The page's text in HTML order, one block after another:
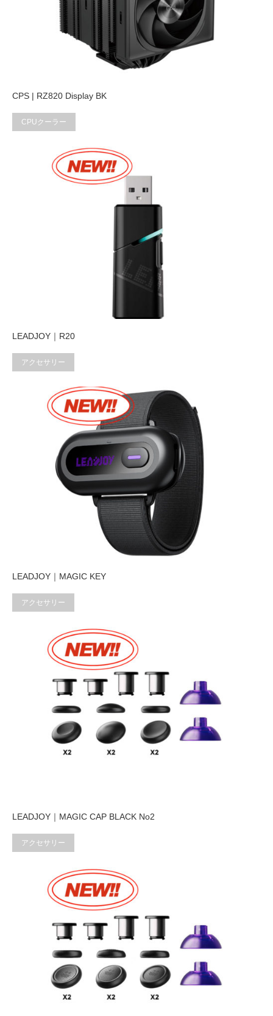
CPS | RZ820 Display BK
CPUクーラー
LEADJOY｜R20
アクセサリー
LEADJOY｜MAGIC KEY
アクセサリー
LEADJOY｜MAGIC CAP BLACK No2
アクセサリー